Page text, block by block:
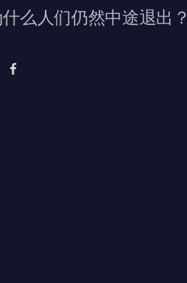
么人们仍然中途退出？